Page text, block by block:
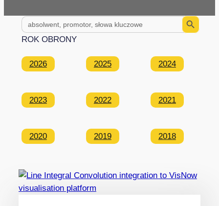
Search
for:
Search Button
ROK OBRONY
2026 2025 2024
2023 2022 2021
2020 2019 2018